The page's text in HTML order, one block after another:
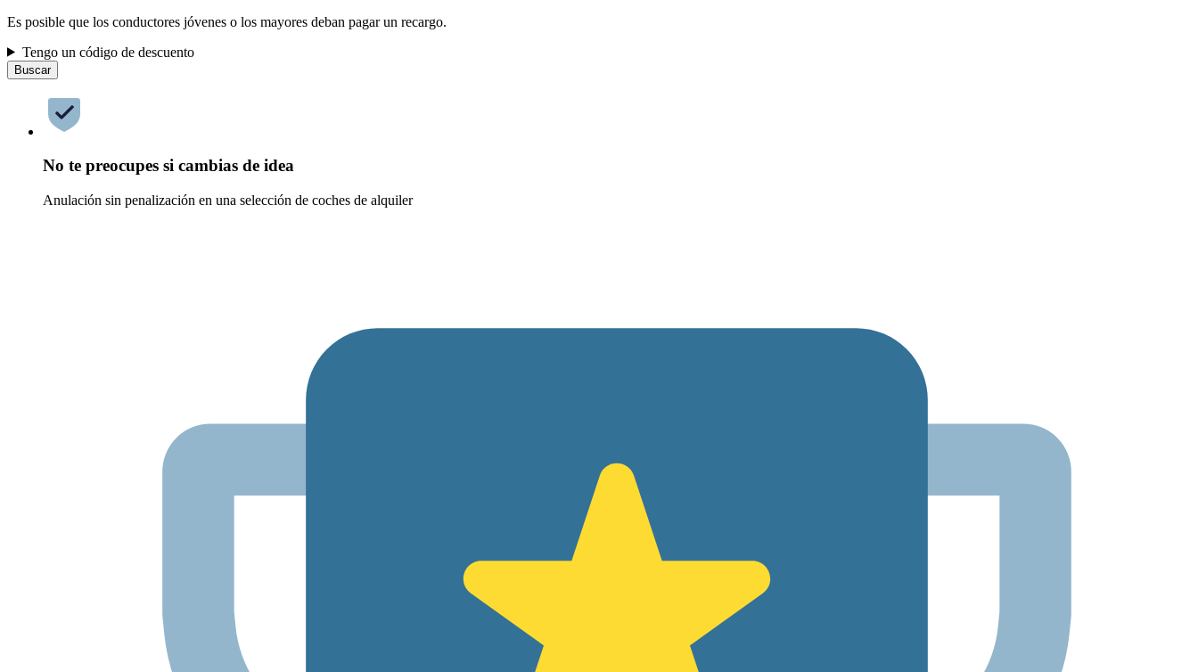
Es posible que los conductores jóvenes o los mayores deban pagar un recargo.
Tengo un código de descuento
Buscar
No te preocupes si cambias de idea
Anulación sin penalización en una selección de coches de alquiler